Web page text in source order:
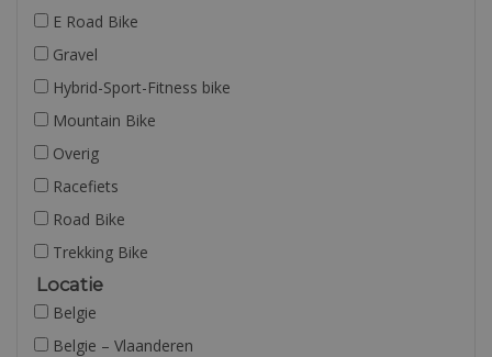
E Road Bike
Gravel
Hybrid-Sport-Fitness bike
Mountain Bike
Overig
Racefiets
Road Bike
Trekking Bike
Locatie
Belgie
Belgie – Vlaanderen